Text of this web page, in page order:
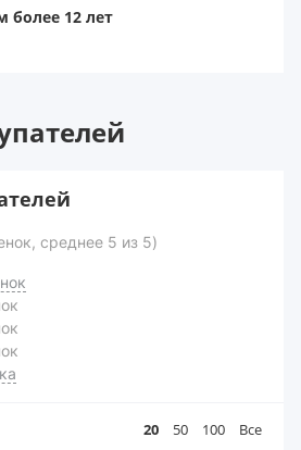
более 12 лет
среднее 5 из 5)
20 50 100 Все